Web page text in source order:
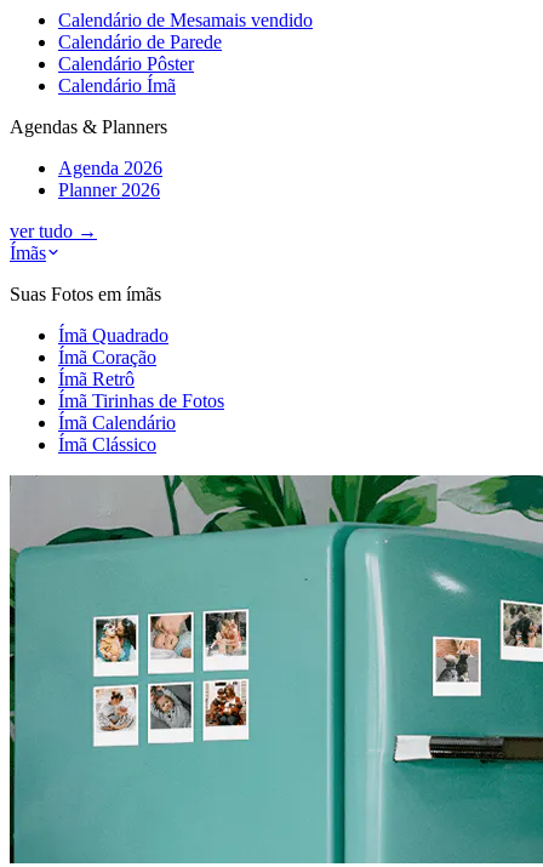
Calendário de Mesamais vendido
Calendário de Parede
Calendário Pôster
Calendário Ímã
Agendas & Planners
Agenda 2026
Planner 2026
ver tudo →
Ímãs
Suas Fotos em ímãs
Ímã Quadrado
Ímã Coração
Ímã Retrô
Ímã Tirinhas de Fotos
Ímã Calendário
Ímã Clássico